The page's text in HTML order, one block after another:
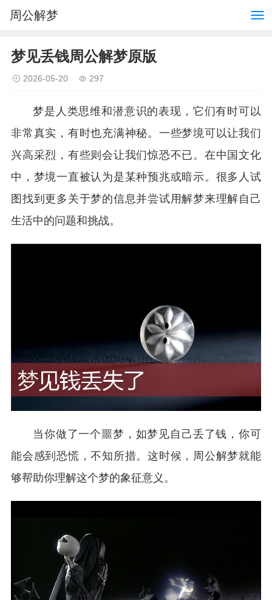
周公解梦
梦见丢钱周公解梦原版
2026-05-20 297
梦是人类思维和潜意识的表现，它们有时可以
非常真实，有时也充满神秘。一些梦境可以让我们
兴高采烈，有些则会让我们惊恐不已。在中国文化
中，梦境一直被认为是某种预兆或暗示。很多人试
图找到更多关于梦的信息并尝试用解梦来理解自己
生活中的问题和挑战。
当你做了一个噩梦，如梦见自己丢了钱，你可
能会感到恐慌，不知所措。这时候，周公解梦就能
够帮助你理解这个梦的象征意义。